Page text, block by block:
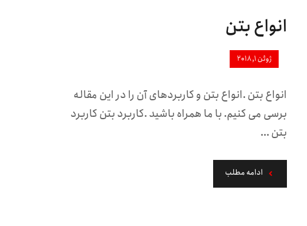
انواع بتن
ژوئن ۱, ۲۰۱۸
انواع بتن .انواع بتن و کاربردهای آن را در این مقاله
برسی می کنیم. با ما همراه باشید .کاربرد بتن کاربرد
بتن ...
ادامه مطلب